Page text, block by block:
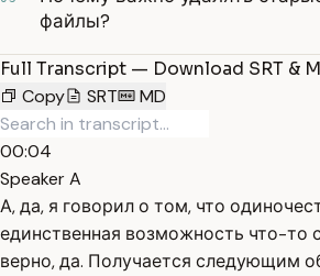
файлы?
Full Transcript — Download SRT &
Copy
SRT MD
00:04
Speaker A
А, да, я говорил о том, что
единственная возможность что-то
верно, да. Получается следующим